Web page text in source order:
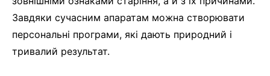
Завдяки сучасним апаратам можна створювати
персональні програми, які дають природний і
тривалий результат.